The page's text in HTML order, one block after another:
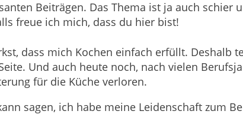
Beiträgen. Das Thema ist ja auch schier
freue ich mich, dass du hier bist!
dass mich Kochen einfach erfüllt. Deshalb
Und auch heute noch, nach vielen
für die Küche verloren.
sagen, ich habe meine Leidenschaft zum